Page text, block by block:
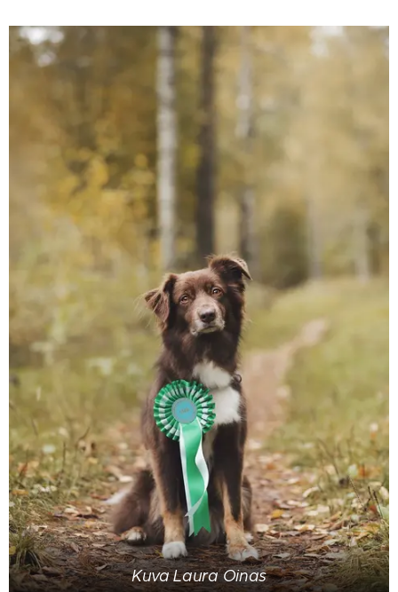
Kuva Laura Oinas